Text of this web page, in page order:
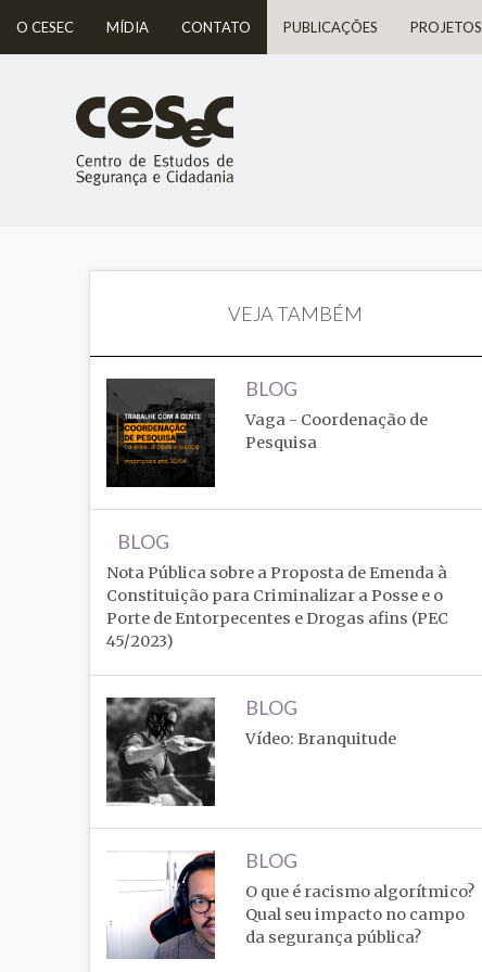
O CESEC MÍDIA CONTATO PUBLICAÇÕES PROJETOS
VEJA TAMBÉM
BLOG
Vaga - Coordenação de
Pesquisa
BLOG
Nota Pública sobre a Proposta de Emenda à
Constituição para Criminalizar a Posse e o
Porte de Entorpecentes e Drogas afins (PEC
45/2023)
BLOG
Vídeo: Branquitude
BLOG
O que é racismo algorítmico?
Qual seu impacto no campo
da segurança pública?